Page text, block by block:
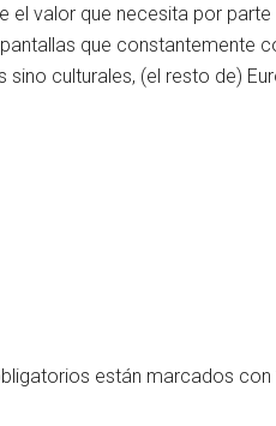
valor que necesita por
que constantemente
culturales, (el resto de)
están marcados con